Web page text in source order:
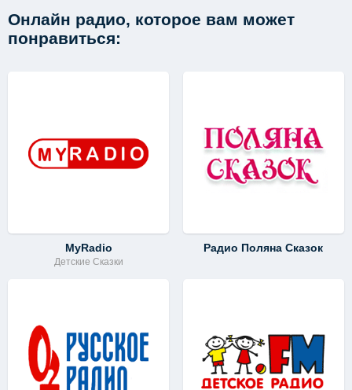
Онлайн радио, которое вам может
понравиться:
MyRadio
Детские Сказки
Радио Поляна Сказок